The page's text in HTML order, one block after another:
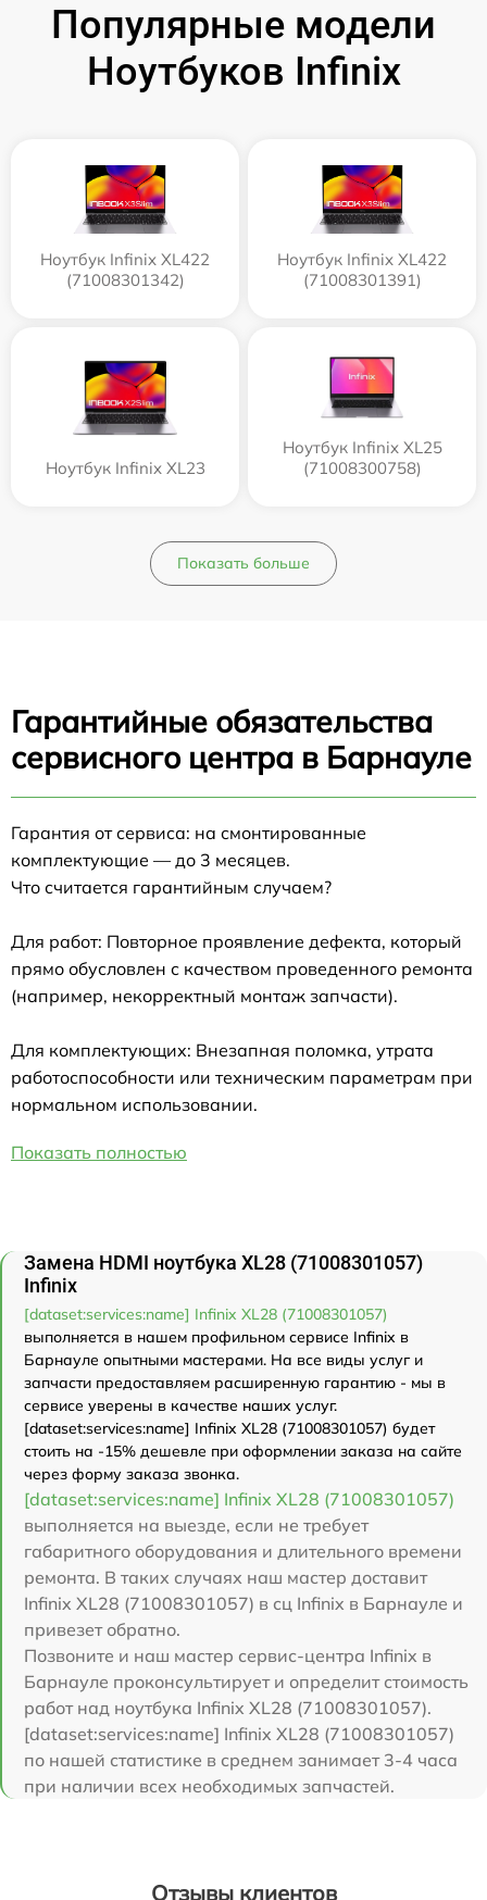
Популярные модели
Ноутбуков Infinix
Ноутбук Infinix XL422
(71008301342)
Ноутбук Infinix XL422
(71008301391)
Ноутбук Infinix XL23
Ноутбук Infinix XL25
(71008300758)
Показать больше
Гарантийные обязательства
сервисного центра в Барнауле
Гарантия от сервиса: на смонтированные
комплектующие — до 3 месяцев.
Что считается гарантийным случаем?
Для работ: Повторное проявление дефекта, который
прямо обусловлен с качеством проведенного ремонта
(например, некорректный монтаж запчасти).
Для комплектующих: Внезапная поломка, утрата
работоспособности или техническим параметрам при
нормальном использовании.
Показать полностью
Замена HDMI ноутбука XL28 (71008301057)
Infinix
[dataset:services:name] Infinix XL28 (71008301057)
выполняется в нашем профильном сервисе Infinix в
Барнауле опытными мастерами. На все виды услуг и
запчасти предоставляем расширенную гарантию - мы в
сервисе уверены в качестве наших услуг.
[dataset:services:name] Infinix XL28 (71008301057) будет
стоить на -15% дешевле при оформлении заказа на сайте
через форму заказа звонка.
[dataset:services:name] Infinix XL28 (71008301057)
выполняется на выезде, если не требует
габаритного оборудования и длительного времени
ремонта. В таких случаях наш мастер доставит
Infinix XL28 (71008301057) в сц Infinix в Барнауле и
привезет обратно.
Позвоните и наш мастер сервис-центра Infinix в
Барнауле проконсультирует и определит стоимость
работ над ноутбука Infinix XL28 (71008301057).
[dataset:services:name] Infinix XL28 (71008301057)
по нашей статистике в среднем занимает 3-4 часа
при наличии всех необходимых запчастей.
Отзывы клиентов